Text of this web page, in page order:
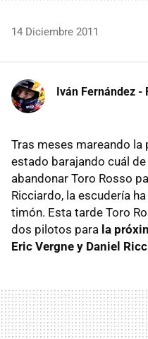
14 Diciembre 2011
Iván Fernández -
Tras meses mareando la
estado barajando cuál
abandonar Toro Rosso
Ricciardo, la escudería
timón. Esta tarde Toro
dos pilotos para la
Eric Vergne y Daniel